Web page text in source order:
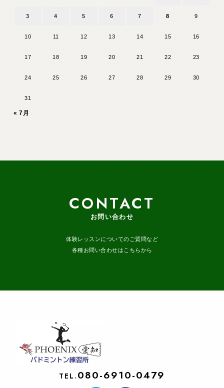
3 4 5 6 7 8 9
10 11 12 13 14 15 16
17 18 19 20 21 22 23
24 25 26 27 28 29 30
31
« 7月
CONTACT
お問い合わせ
体験レッスンについてのご質問など
各種お問い合わせはこちらから
TEL. 080-6910-0479